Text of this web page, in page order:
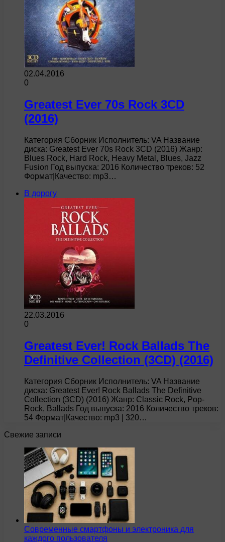
02.04.2016
0
Greatest Ever 70s Rock 3CD
(2016)
Категория Сборник Исполнитель: VA Название
диска: Greatest Ever 70s Rock 3CD (2016) Жанр:
Blues Rock, Hard Rock, Heavy Metal, Blues, Jazz
Fusion Год выпуска: 2016 Количество треков: 52
Формат|Качество: mp3…
В дорогу
22.03.2016
0
Greatest Ever! Rock Ballads The
Definitive Collection (3CD) (2016)
Категория Сборник Исполнитель: VA Название
диска: Greatest Ever! Rock Ballads The Definitive
Collection (3CD) (2016) Жанр: Classic Rock, Pop-
Rock, Ballads Год выпуска: 2016 Количество треков:
54 Формат|Качество: mp3 | 320…
Свежие записи
Современные смартфоны и электроника для
каждого пользователя